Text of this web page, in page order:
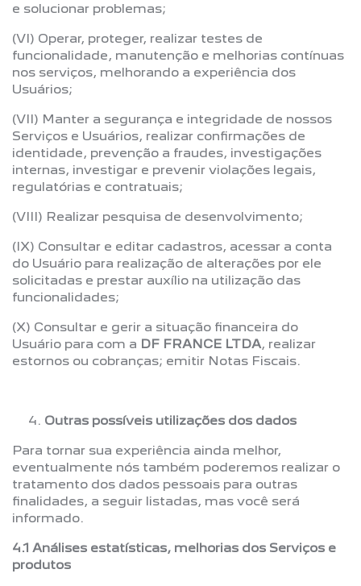
e solucionar problemas;
(VI) Operar, proteger, realizar testes de
funcionalidade, manutenção e melhorias contínuas
nos serviços, melhorando a experiência dos
Usuários;
(VII) Manter a segurança e integridade de nossos
Serviços e Usuários, realizar confirmações de
identidade, prevenção a fraudes, investigações
internas, investigar e prevenir violações legais,
regulatórias e contratuais;
(VIII) Realizar pesquisa de desenvolvimento;
(IX) Consultar e editar cadastros, acessar a conta
do Usuário para realização de alterações por ele
solicitadas e prestar auxílio na utilização das
funcionalidades;
(X) Consultar e gerir a situação financeira do
Usuário para com a DF FRANCE LTDA, realizar
estornos ou cobranças; emitir Notas Fiscais.
Outras possíveis utilizações dos dados
Para tornar sua experiência ainda melhor,
eventualmente nós também poderemos realizar o
tratamento dos dados pessoais para outras
finalidades, a seguir listadas, mas você será
informado.
4.1 Análises estatísticas, melhorias dos Serviços e
produtos